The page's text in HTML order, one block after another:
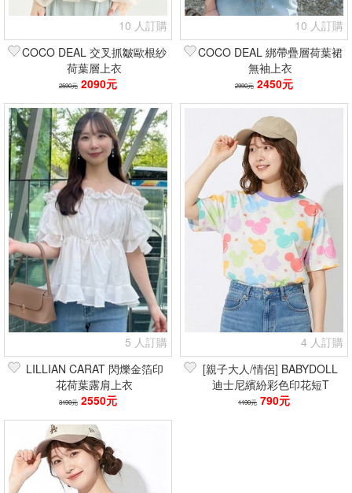
10 人訂購
COCO DEAL 交叉抓皺歐根紗
荷葉層上衣
2590元 2090元
10 人訂購
COCO DEAL 綁帶疊層荷葉裙
無袖上衣
2990元 2450元
5 人訂購
LILLIAN CARAT 閃爍金箔印
花荷葉露肩上衣
3190元 2550元
4 人訂購
[親子大人/情侶] BABYDOLL
迪士尼繽紛彩色印花短T
1190元 790元